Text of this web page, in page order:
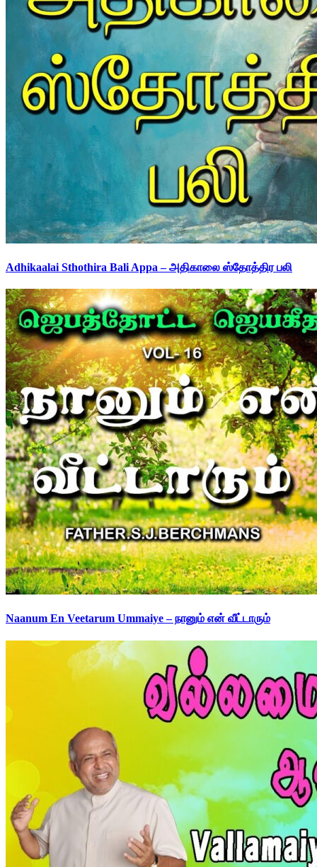
Adhikaalai Sthothira Bali Appa – அதிகாலை ஸ்தோத்திர பலி
Naanum En Veetarum Ummaiye – நானும் என் வீட்டாரும்